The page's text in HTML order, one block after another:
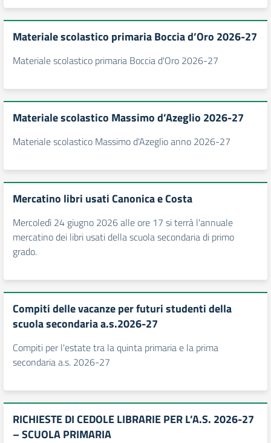
Materiale scolastico primaria Boccia d’Oro 2026-27
Materiale scolastico primaria Boccia d'Oro 2026-27
Materiale scolastico Massimo d’Azeglio 2026-27
Materiale scolastico Massimo d'Azeglio anno 2026-27
Mercatino libri usati Canonica e Costa
Mercoledì 24 giugno 2026 alle ore 17 si terrà l'annuale
mercatino dei libri usati della scuola secondaria di primo
grado.
Compiti delle vacanze per futuri studenti della
scuola secondaria a.s.2026-27
Compiti per l'estate tra la quinta primaria e la prima
secondaria a.s. 2026-27
RICHIESTE DI CEDOLE LIBRARIE PER L’A.S. 2026-27
– SCUOLA PRIMARIA